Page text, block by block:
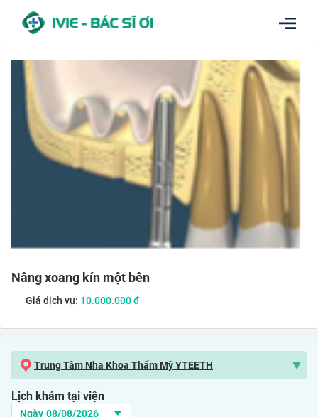
Nâng xoang kín một bên
Giá dịch vụ: 10.000.000đ
Trung Tâm Nha Khoa Thẩm Mỹ YTEETH
Lịch khám tại viện